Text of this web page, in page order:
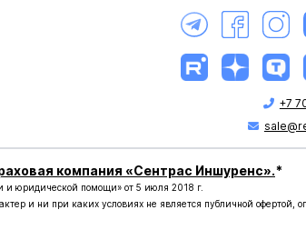
+7
компания «Сентрас Иншуренс».*
и юридической помощи» от 5 июля 2018 г.
и ни при каких условиях не является публичной офертой,